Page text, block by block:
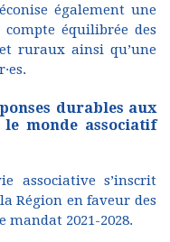
également une
équilibrée des
ruraux ainsi qu’une
durables aux
monde associatif
associative s’inscrit
Région en faveur des
mandat 2021-2028.